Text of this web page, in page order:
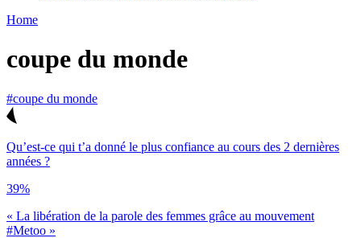
Home
coupe du monde
#coupe du monde
Qu’est-ce qui t’a donné le plus confiance au cours des 2 dernières
années ?
39%
« La libération de la parole des femmes grâce au mouvement
#Metoo »